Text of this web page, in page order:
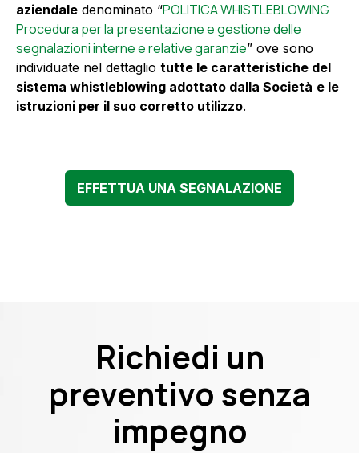
aziendale denominato “POLITICA WHISTLEBLOWING
Procedura per la presentazione e gestione delle
segnalazioni interne e relative garanzie” ove sono
individuate nel dettaglio tutte le caratteristiche del
sistema whistleblowing adottato dalla Società e le
istruzioni per il suo corretto utilizzo.
EFFETTUA UNA SEGNALAZIONE
Richiedi un
preventivo senza
impegno